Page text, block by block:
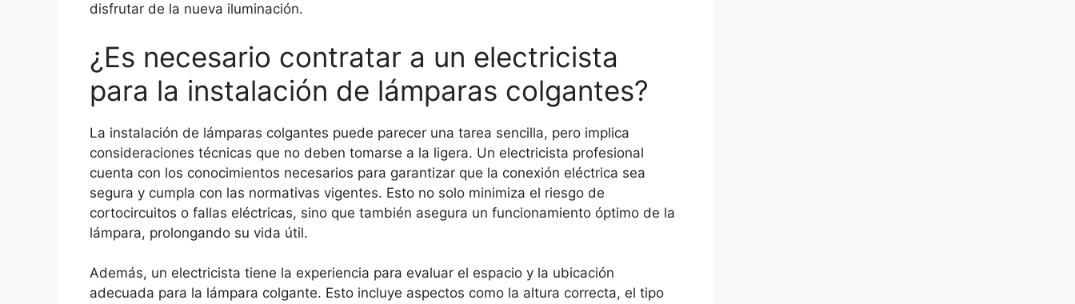
disfrutar de la nueva iluminación.
¿Es necesario contratar a un electricista
para la instalación de lámparas colgantes?
La instalación de lámparas colgantes puede parecer una tarea sencilla, pero implica
consideraciones técnicas que no deben tomarse a la ligera. Un electricista profesional
cuenta con los conocimientos necesarios para garantizar que la conexión eléctrica sea
segura y cumpla con las normativas vigentes. Esto no solo minimiza el riesgo de
cortocircuitos o fallas eléctricas, sino que también asegura un funcionamiento óptimo de la
lámpara, prolongando su vida útil.
Además, un electricista tiene la experiencia para evaluar el espacio y la ubicación
adecuada para la lámpara colgante. Esto incluye aspectos como la altura correcta, el tipo